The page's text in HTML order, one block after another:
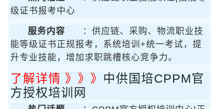
级证书报考中心
服务内容
：供应链、采购、物流职业技
能等级证书正规报考，系统培训+统一考试，提
升专业技能，增加求职跳槽核心竞争力。
了解详情 》》》 中供国培CPPM官
方授权培训网